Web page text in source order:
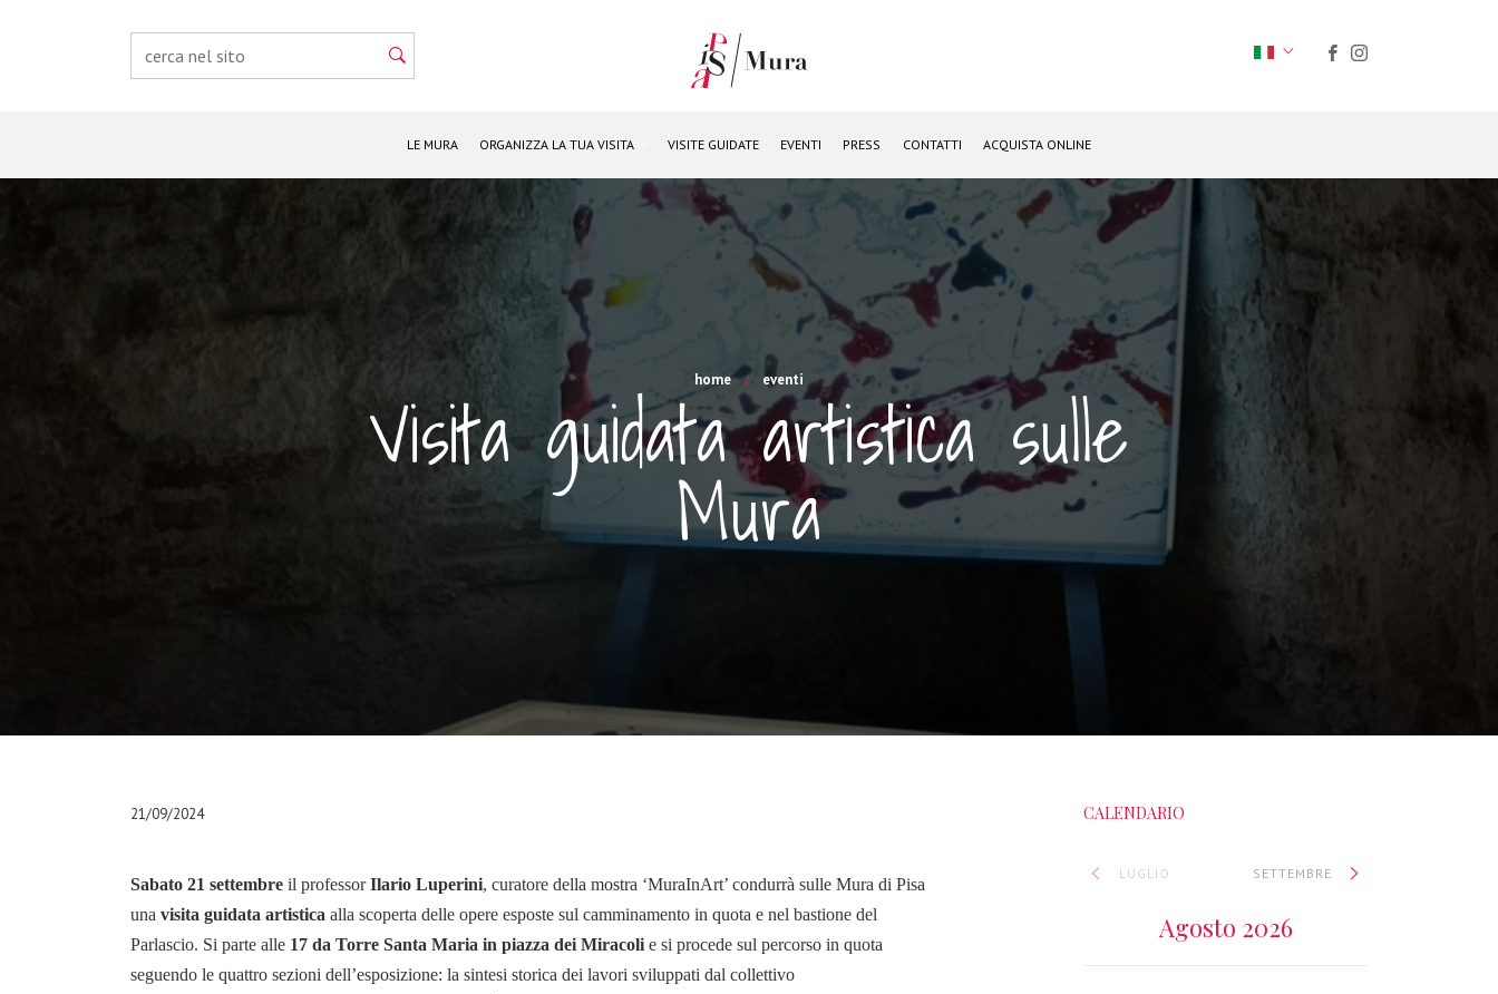
LE MURA ORGANIZZA LA TUA VISITA VISITE GUIDATE EVENTI PRESS CONTATTI ACQUISTA ONLINE
home eventi
Visita guidata artistica sulle
Mura
21/09/2024
Sabato 21 settembre il professorIlario Luperini, curatore della mostra ‘MuraInArt’ condurrà sulle Mura di Pisa
una visita guidata artistica alla scoperta delle opere esposte sul camminamento in quota e nel bastione del
Parlascio. Si parte alle 17 da Torre Santa Maria in piazza dei Miracoli e si procede sul percorso in quota
seguendo le quattro sezioni dell’esposizione: la sintesi storica dei lavori sviluppati dal collettivo
CALENDARIO
LUGLIO
Agosto 2026
SETTEMBRE